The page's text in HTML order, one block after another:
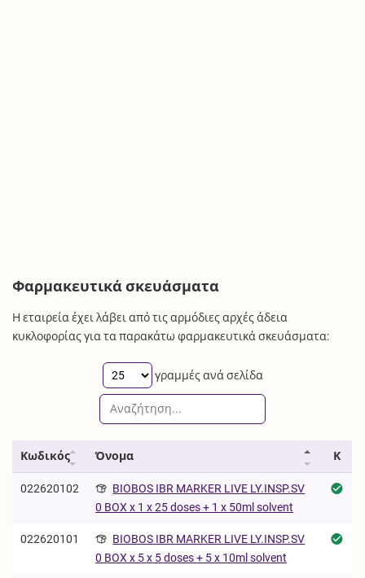
Φαρμακευτικά σκευάσματα
Η εταιρεία έχει λάβει από τις αρμόδιες αρχές άδεια
κυκλοφορίας για τα παρακάτω φαρμακευτικά σκευάσματα:
γραμμές ανά σελίδα
Κωδικός Όνομα Κ
022620102
BIOBOS IBR MARKER LIVE LY.INSP.SV
0 BOX x 1 x 25 doses + 1 x 50ml solvent
022620101
BIOBOS IBR MARKER LIVE LY.INSP.SV
0 BOX x 5 x 5 doses + 5 x 10ml solvent